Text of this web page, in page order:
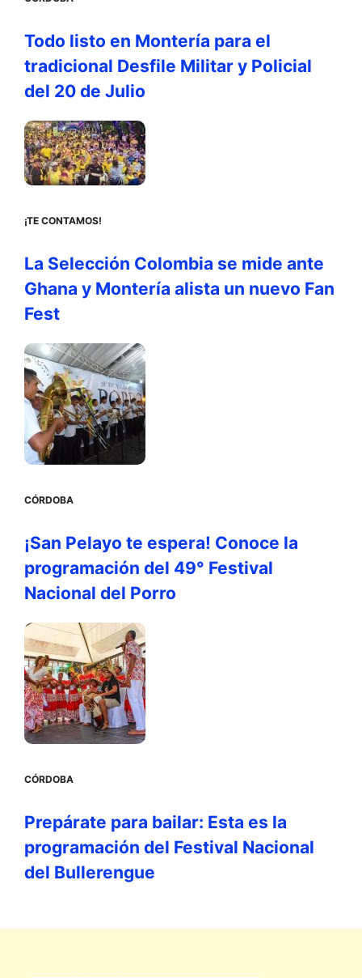
Todo listo en Montería para el
tradicional Desfile Militar y Policial
del 20 de Julio
¡TE CONTAMOS!
La Selección Colombia se mide ante
Ghana y Montería alista un nuevo Fan
Fest
CÓRDOBA
¡San Pelayo te espera! Conoce la
programación del 49° Festival
Nacional del Porro
CÓRDOBA
Prepárate para bailar: Esta es la
programación del Festival Nacional
del Bullerengue